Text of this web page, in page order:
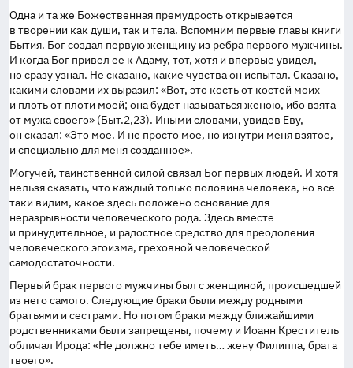
Одна и та же Божественная премудрость открывается
в творении как души, так и тела. Вспомним первые главы книги
Бытия. Бог создал первую женщину из ребра первого мужчины.
И когда Бог привел ее к Адаму, тот, хотя и впервые увидел,
но сразу узнал. Не сказано, какие чувства он испытал. Сказано,
какими словами их выразил: «Вот, это кость от костей моих
и плоть от плоти моей; она будет называться женою, ибо взята
от мужа своего» (Быт.2,23). Иными словами, увидев Еву,
он сказал: «Это мое. И не просто мое, но изнутри меня взятое,
и специально для меня созданное».
Могучей, таинственной силой связал Бог первых людей. И хотя
нельзя сказать, что каждый только половина человека, но все-
таки видим, какое здесь положено основание для
неразрывности человеческого рода. Здесь вместе
и принудительное, и радостное средство для преодоления
человеческого эгоизма, греховной человеческой
самодостаточности.
Первый брак первого мужчины был с женщиной, происшедшей
из него самого. Следующие браки были между родными
братьями и сестрами. Но потом браки между ближайшими
родственниками были запрещены, почему и Иоанн Креститель
обличал Ирода: «Не должно тебе иметь… жену Филиппа, брата
твоего».